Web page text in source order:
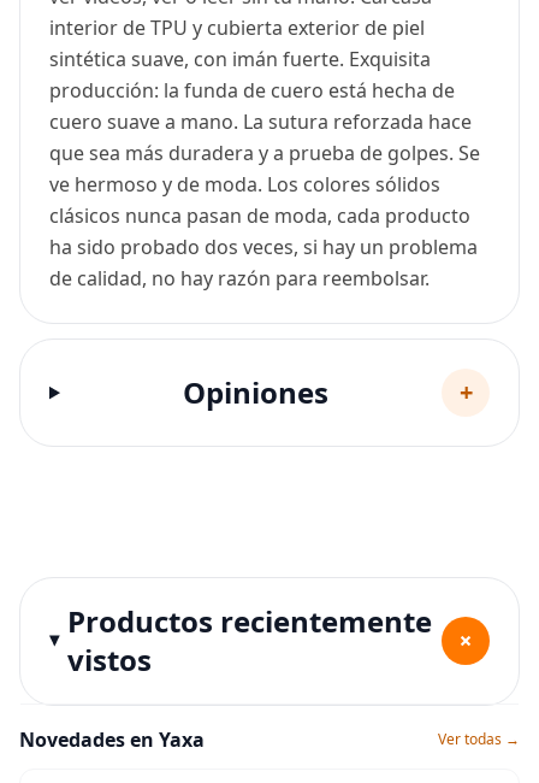
interior de TPU y cubierta exterior de piel
sintética suave, con imán fuerte. Exquisita
producción: la funda de cuero está hecha de
cuero suave a mano. La sutura reforzada hace
que sea más duradera y a prueba de golpes. Se
ve hermoso y de moda. Los colores sólidos
clásicos nunca pasan de moda, cada producto
ha sido probado dos veces, si hay un problema
de calidad, no hay razón para reembolsar.
Opiniones +
Productos recientemente
vistos
+
Novedades en Yaxa Ver todas →